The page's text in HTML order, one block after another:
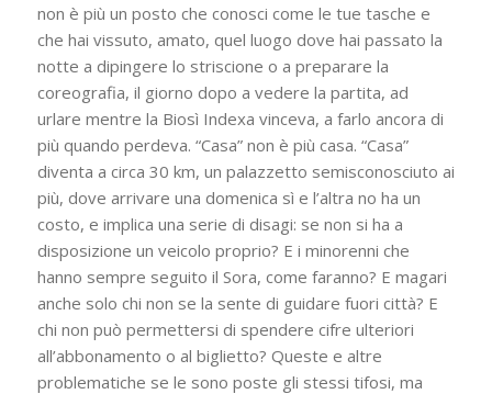
non è più un posto che conosci come le tue tasche e
che hai vissuto, amato, quel luogo dove hai passato la
notte a dipingere lo striscione o a preparare la
coreografia, il giorno dopo a vedere la partita, ad
urlare mentre la Biosì Indexa vinceva, a farlo ancora di
più quando perdeva. “Casa” non è più casa. “Casa”
diventa a circa 30 km, un palazzetto semisconosciuto ai
più, dove arrivare una domenica sì e l’altra no ha un
costo, e implica una serie di disagi: se non si ha a
disposizione un veicolo proprio? E i minorenni che
hanno sempre seguito il Sora, come faranno? E magari
anche solo chi non se la sente di guidare fuori città? E
chi non può permettersi di spendere cifre ulteriori
all’abbonamento o al biglietto? Queste e altre
problematiche se le sono poste gli stessi tifosi, ma